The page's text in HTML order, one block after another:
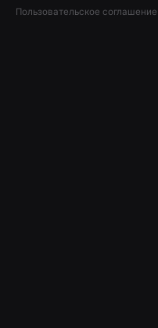
Пользовательское соглашение